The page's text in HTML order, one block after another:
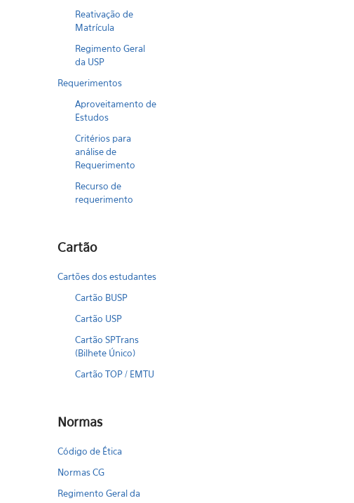
Reativação de
Matrícula
Regimento Geral
da USP
Requerimentos
Aproveitamento de
Estudos
Critérios para
análise de
Requerimento
Recurso de
requerimento
Cartão
Cartões dos estudantes
Cartão BUSP
Cartão USP
Cartão SPTrans
(Bilhete Único)
Cartão TOP / EMTU
Normas
Código de Ética
Normas CG
Regimento Geral da